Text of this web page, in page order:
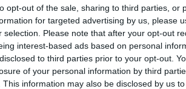
opt-out of the sale, sharing to third parties, or
for targeted advertising by us, please
selection. Please note that after your opt-out
interest-based ads based on personal
to third parties prior to your opt-out.
of your personal information by third
This information may also be disclosed by us
της χώρας, όπως
Γιώργος Στρατάκος τον
πρόστιµα θα είναι όντως
∆ελτίο θα επιφέρει διοικητικό
πως µε αποδοτική